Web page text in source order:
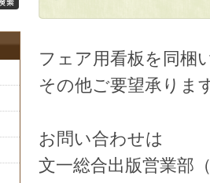
フェア用看板を同梱
その他ご要望承りま
お問い合わせは
文一総合出版営業部